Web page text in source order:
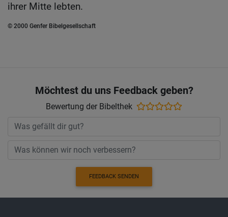
ihrer Mitte lebten.
© 2000 Genfer Bibelgesellschaft
Möchtest du uns Feedback geben?
Bewertung der Bibelthek
FEEDBACK SENDEN